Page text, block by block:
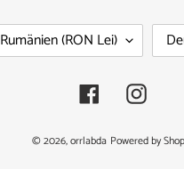
Rumänien (RON Lei)
E
Facebook
© 2026,orrlabda Powered by